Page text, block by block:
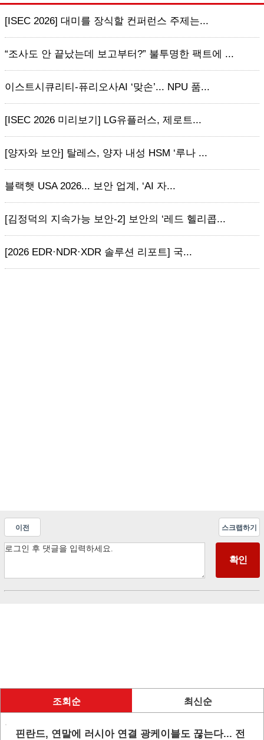
[ISEC 2026] 대미를 장식할 컨퍼런스 주제는...
“조사도 안 끝났는데 보고부터?” 불투명한 팩트에 ...
이스트시큐리티-퓨리오사AI ‘맞손’... NPU 품...
[ISEC 2026 미리보기] LG유플러스, 제로트...
[양자와 보안] 탈레스, 양자 내성 HSM ‘루나 ...
블랙햇 USA 2026... 보안 업계, ‘AI 자...
[김정덕의 지속가능 보안-2] 보안의 ‘레드 헬리콥...
[2026 EDR·NDR·XDR 솔루션 리포트] 국...
이전 스크랩하기
조회순 최신순
핀란드, 연말에 러시아 연결 광케이블도 끊는다... 전